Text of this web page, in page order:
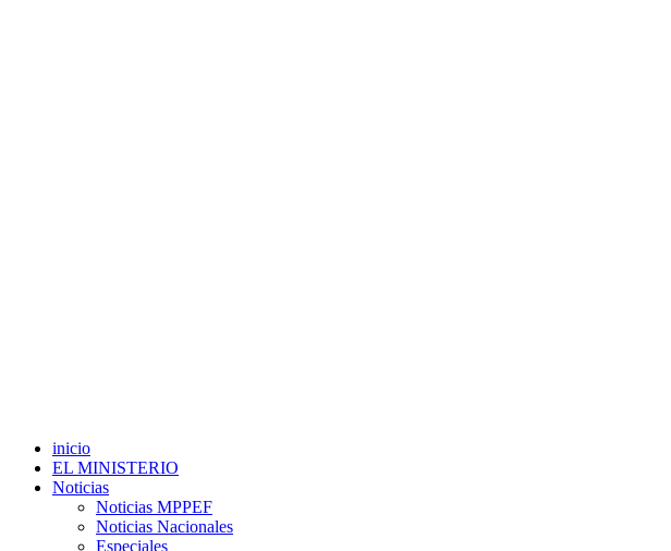
inicio
EL MINISTERIO
Noticias
Noticias MPPEF
Noticias Nacionales
Especiales